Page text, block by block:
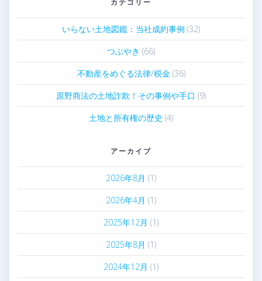
カテゴリー
いらない土地図鑑：当社成約事例 (32)
つぶやき (66)
不動産をめぐる法律/税金 (36)
原野商法の土地詐欺！その事例や手口 (9)
土地と所有権の歴史 (4)
アーカイブ
2026年8月 (1)
2026年4月 (1)
2025年12月 (1)
2025年8月 (1)
2024年12月 (1)